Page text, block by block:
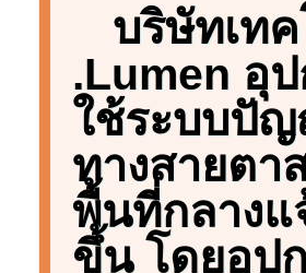
บริษัทเท
.Lumen อุ
ใช้ระบบปัญ
ทางสายตา
พื้นที่กลางแ
ขึ้น โดยอุป